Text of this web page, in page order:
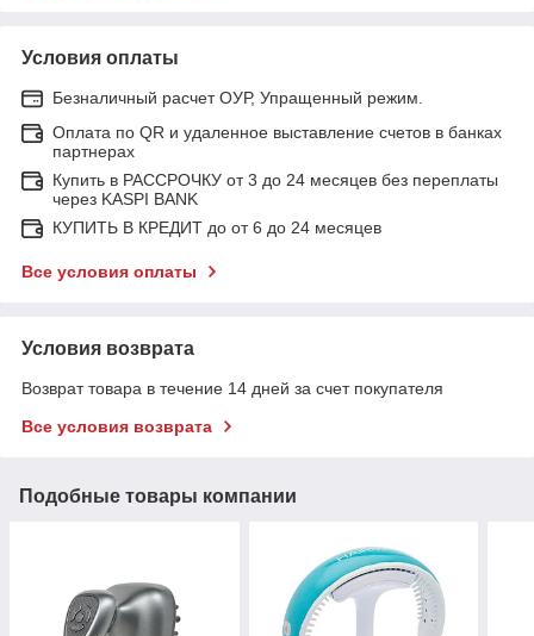
Условия оплаты
Безналичный расчет ОУР, Упращенный режим.
Оплата по QR и удаленное выставление счетов в банках
партнерах
Купить в РАССРОЧКУ от 3 до 24 месяцев без переплаты
через KASPI BANK
КУПИТЬ В КРЕДИТ до от 6 до 24 месяцев
Все условия оплаты
Условия возврата
Возврат товара в течение 14 дней за счет покупателя
Все условия возврата
Подобные товары компании